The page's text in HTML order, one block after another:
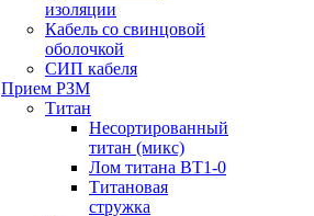
изоляции
Кабель со свинцовой
оболочкой
СИП кабеля
Прием РЗМ
Титан
Несортированный
титан (микс)
Лом титана ВТ1-0
Титановая
стружка